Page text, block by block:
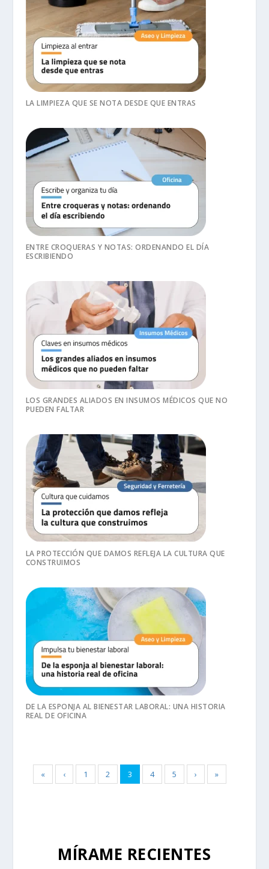
LA LIMPIEZA QUE SE NOTA DESDE QUE ENTRAS
ENTRE CROQUERAS Y NOTAS: ORDENANDO EL DÍA
ESCRIBIENDO
LOS GRANDES ALIADOS EN INSUMOS MÉDICOS QUE NO
PUEDEN FALTAR
LA PROTECCIÓN QUE DAMOS REFLEJA LA CULTURA QUE
CONSTRUIMOS
DE LA ESPONJA AL BIENESTAR LABORAL: UNA HISTORIA
REAL DE OFICINA
« ‹ 1 2 3 4 5 › »
MÍRAME RECIENTES